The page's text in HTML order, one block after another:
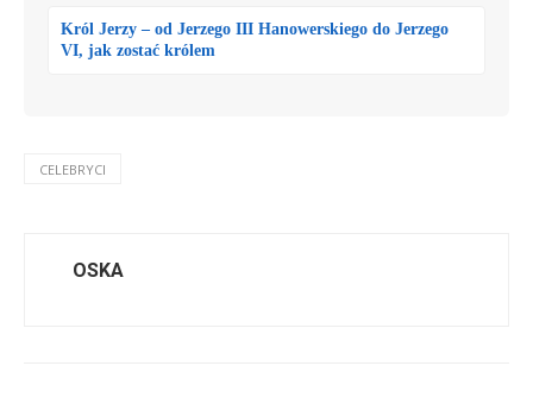
Król Jerzy – od Jerzego III Hanowerskiego do Jerzego
VI, jak zostać królem
CELEBRYCI
OSKA